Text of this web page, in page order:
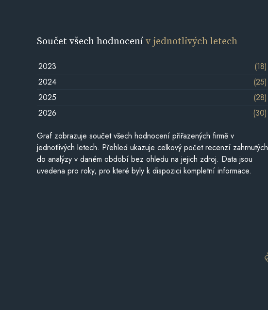
Součet všech hodnocenív jednotlivých letech
2023
(18)
2024
(25)
2025
(28)
2026
(30)
Graf zobrazuje součet všech hodnocení přiřazených firmě v
jednotlivých letech. Přehled ukazuje celkový počet recenzí zahrnutých
do analýzy v daném období bez ohledu na jejich zdroj. Data jsou
uvedena pro roky, pro které byly k dispozici kompletní informace.